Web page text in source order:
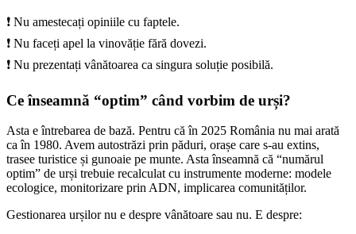
❗ Nu amestecați opiniile cu faptele.
❗ Nu faceți apel la vinovăție fără dovezi.
❗ Nu prezentați vânătoarea ca singura soluție posibilă.
Ce înseamnă “optim” când vorbim de urși?
Asta e întrebarea de bază. Pentru că în 2025 România nu mai arată
ca în 1980. Avem autostrăzi prin păduri, orașe care s-au extins,
trasee turistice și gunoaie pe munte. Asta înseamnă că “numărul
optim” de urși trebuie recalculat cu instrumente moderne: modele
ecologice, monitorizare prin ADN, implicarea comunităților.
Gestionarea urșilor nu e despre vânătoare sau nu. E despre: